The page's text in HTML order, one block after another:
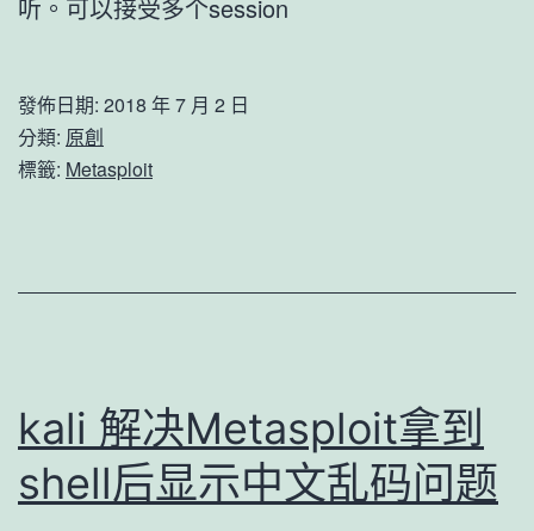
听。可以接受多个session
發佈日期: 2018 年 7 月 2 日
分類: 原創
標籤: Metasploit
kali 解决Metasploit拿到
shell后显示中文乱码问题